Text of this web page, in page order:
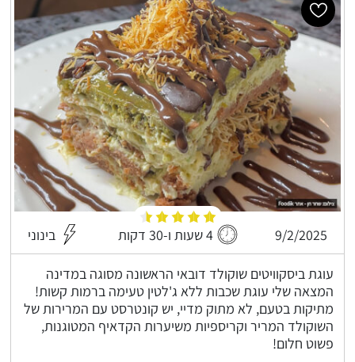
9/2/2025 4 שעות ו-30 דקות בינוני
עוגת ביסקוויטים שוקולד דובאי הראשונה מסוגה במדינה
המצאה שלי עוגת שכבות ללא ג'לטין טעימה ברמות קשות!
מתיקות בטעם, לא מתוק מדיי, יש קונטרסט עם המרירות של
השוקולד המריר וקריספיות משיערות הקדאיף המטוגנות,
פשוט חלום!